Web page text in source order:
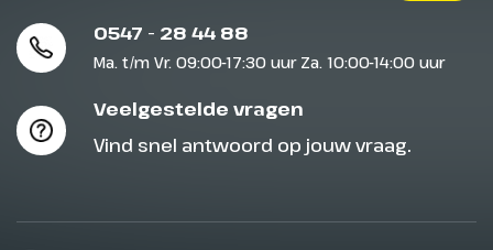
0547 - 28 44 88
Ma. t/m Vr. 09:00-17:30 uur Za. 10:00-14:00 uur
Veelgestelde vragen
Vind snel antwoord op jouw vraag.